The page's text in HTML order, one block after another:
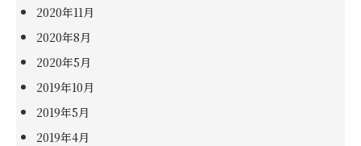
2020年11月
2020年8月
2020年5月
2019年10月
2019年5月
2019年4月